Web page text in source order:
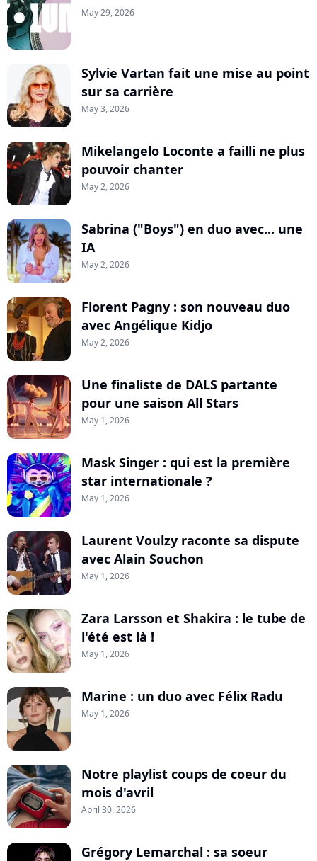
May 29, 2026
Sylvie Vartan fait une mise au point
sur sa carrière
May 3, 2026
Mikelangelo Loconte a failli ne plus
pouvoir chanter
May 2, 2026
Sabrina ("Boys") en duo avec... une
IA
May 2, 2026
Florent Pagny : son nouveau duo
avec Angélique Kidjo
May 2, 2026
Une finaliste de DALS partante
pour une saison All Stars
May 1, 2026
Mask Singer : qui est la première
star internationale ?
May 1, 2026
Laurent Voulzy raconte sa dispute
avec Alain Souchon
May 1, 2026
Zara Larsson et Shakira : le tube de
l'été est là !
May 1, 2026
Marine : un duo avec Félix Radu
May 1, 2026
Notre playlist coups de coeur du
mois d'avril
April 30, 2026
Grégory Lemarchal : sa soeur